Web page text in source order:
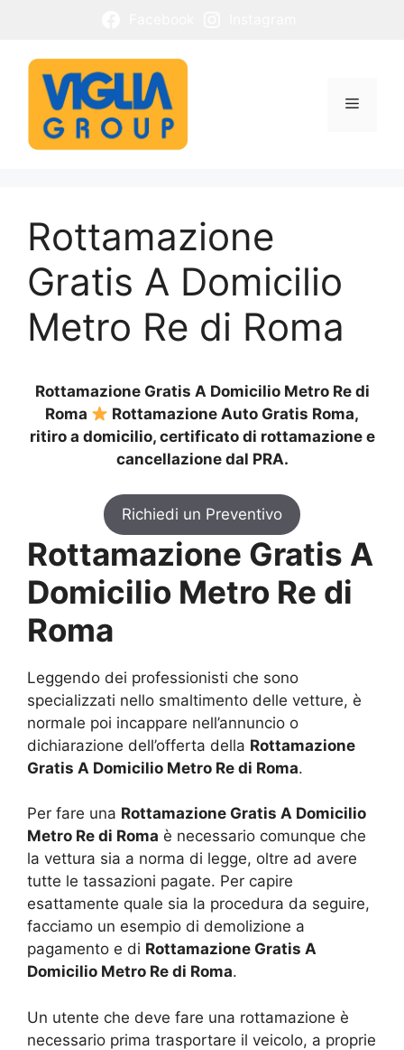
contenuto
Menu
Rottamazione
Gratis A Domicilio
Metro Re di Roma
Rottamazione Gratis A Domicilio Metro Re di
Roma
Rottamazione Auto Gratis Roma,
ritiro a domicilio, certificato di rottamazione e
cancellazione dal PRA.
Richiedi un Preventivo
Rottamazione Gratis A
Domicilio Metro Re di
Roma
Leggendo dei professionisti che sono
specializzati nello smaltimento delle vetture, è
normale poi incappare nell’annuncio o
dichiarazione dell’offerta della Rottamazione
Gratis A Domicilio Metro Re di Roma.
Per fare una Rottamazione Gratis A Domicilio
Metro Re di Roma è necessario comunque che
la vettura sia a norma di legge, oltre ad avere
tutte le tassazioni pagate. Per capire
esattamente quale sia la procedura da seguire,
facciamo un esempio di demolizione a
pagamento e di Rottamazione Gratis A
Domicilio Metro Re di Roma.
Un utente che deve fare una rottamazione è
necessario prima trasportare il veicolo, a proprie